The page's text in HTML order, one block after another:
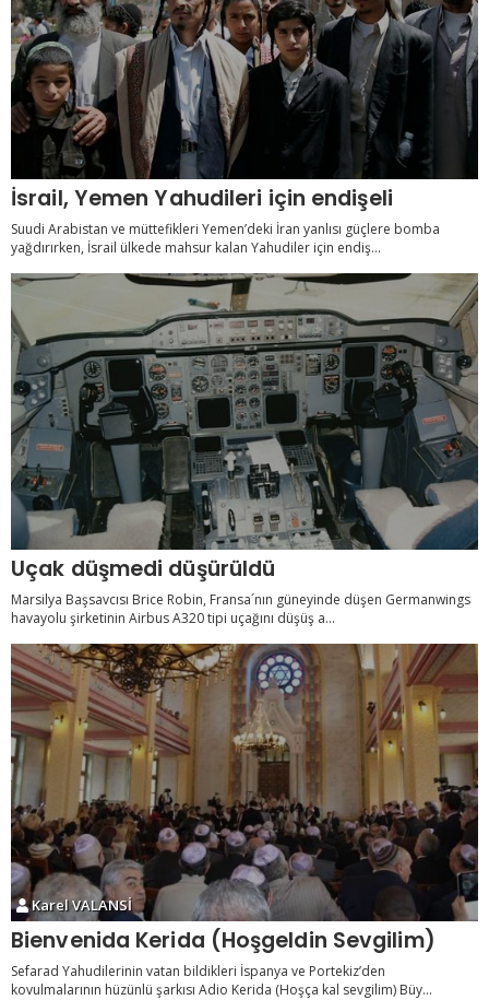
İsrail, Yemen Yahudileri için endişeli
Suudi Arabistan ve müttefikleri Yemen’deki İran yanlısı güçlere bomba
yağdırırken, İsrail ülkede mahsur kalan Yahudiler için endiş...
Uçak düşmedi düşürüldü
Marsilya Başsavcısı Brice Robin, Fransa´nın güneyinde düşen Germanwings
havayolu şirketinin Airbus A320 tipi uçağını düşüş a...
Karel VALANSİ
Bienvenida Kerida (Hoşgeldin Sevgilim)
Sefarad Yahudilerinin vatan bildikleri İspanya ve Portekiz’den
kovulmalarının hüzünlü şarkısı Adio Kerida (Hoşça kal sevgilim) Büy...